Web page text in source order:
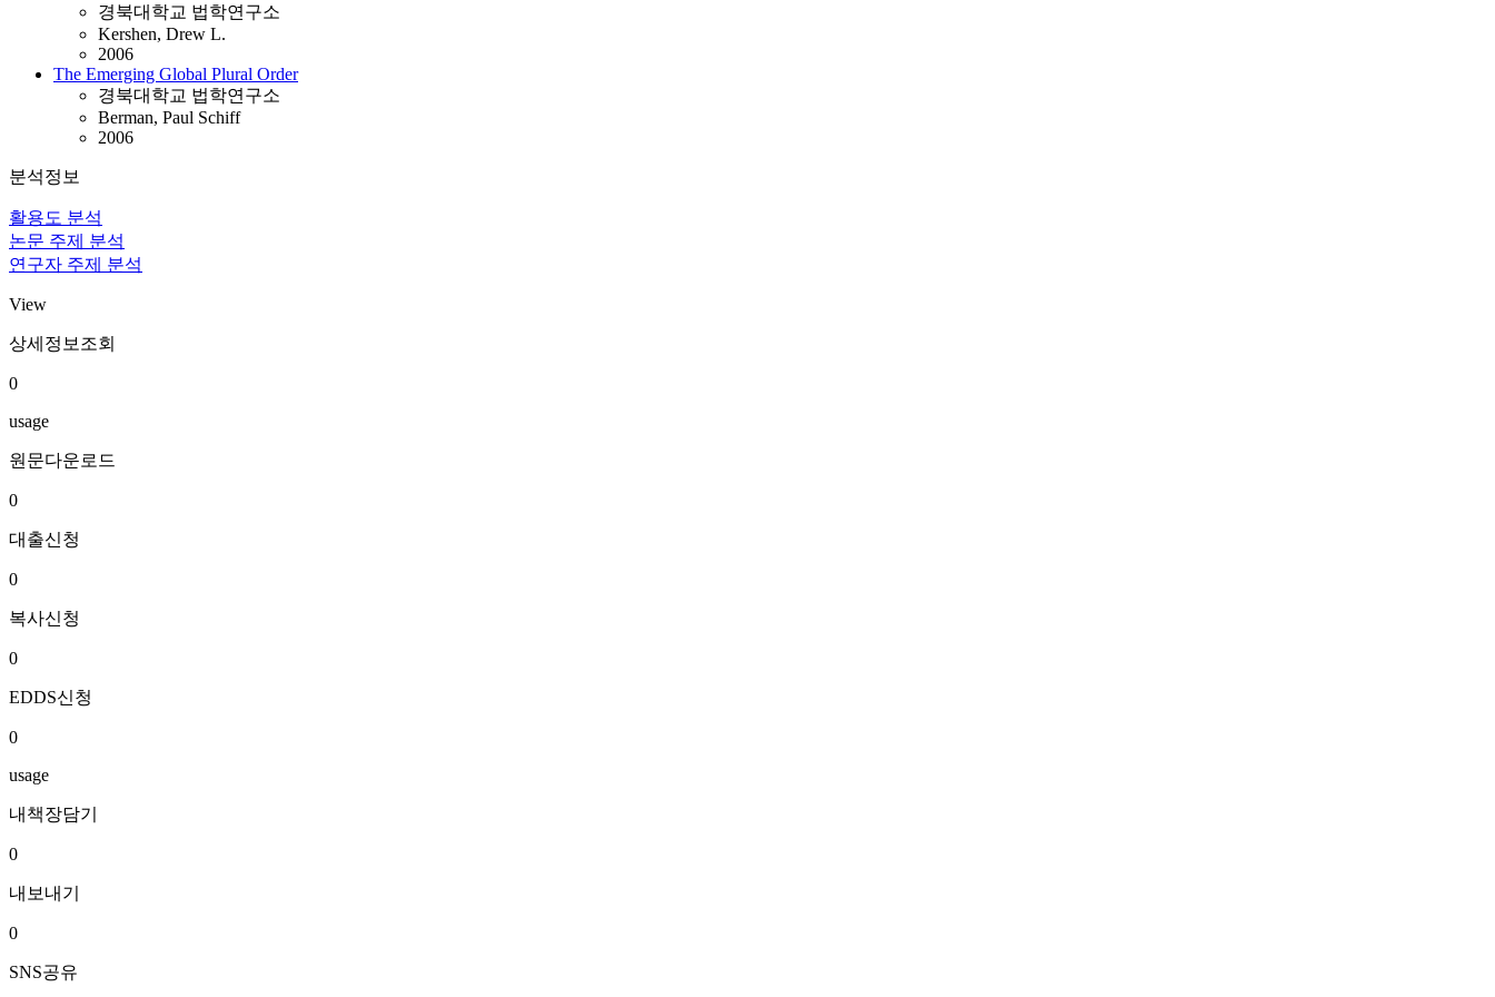
경북대학교 법학연구소
Kershen, Drew L.
2006
The Emerging Global Plural Order
경북대학교 법학연구소
Berman, Paul Schiff
2006
분석정보
활용도 분석
논문 주제 분석
연구자 주제 분석
View
상세정보조회
0
usage
원문다운로드
0
대출신청
0
복사신청
0
EDDS신청
0
usage
내책장담기
0
내보내기
0
SNS공유